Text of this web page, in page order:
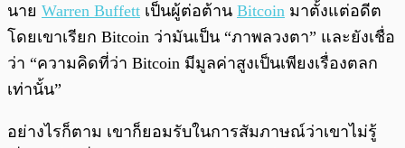
นาย Warren Buffett เป็นผู้ต่อต้าน Bitcoin มาตั้งแต่อดีต
โดยเขาเรียก Bitcoin ว่ามันเป็น “ภาพลวงตา” และยังเชื่อ
ว่า “ความคิดที่ว่า Bitcoin มีมูลค่าสูงเป็นเพียงเรื่องตลก
เท่านั้น”
อย่างไรก็ตาม เขาก็ยอมรับในการสัมภาษณ์ว่าเขาไม่รู้